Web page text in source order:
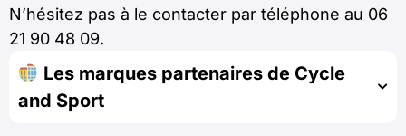
N’hésitez pas à le contacter par téléphone au 06
21 90 48 09.
Les marques partenaires de Cycle
and Sport